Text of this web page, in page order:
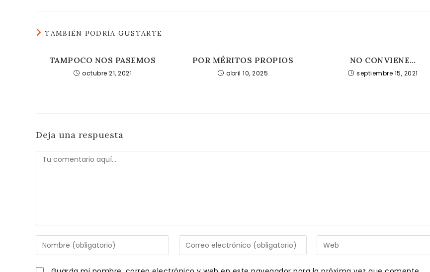
TAMBIÉN PODRÍA GUSTARTE
TAMPOCO NOS PASEMOS
octubre 21, 2021
POR MÉRITOS PROPIOS
abril 10, 2025
NO CONVIENE…
septiembre 15, 2021
Deja una respuesta
Comentario
Introduce
tu
nombre
Introduce
tu
dirección
Introduce
la